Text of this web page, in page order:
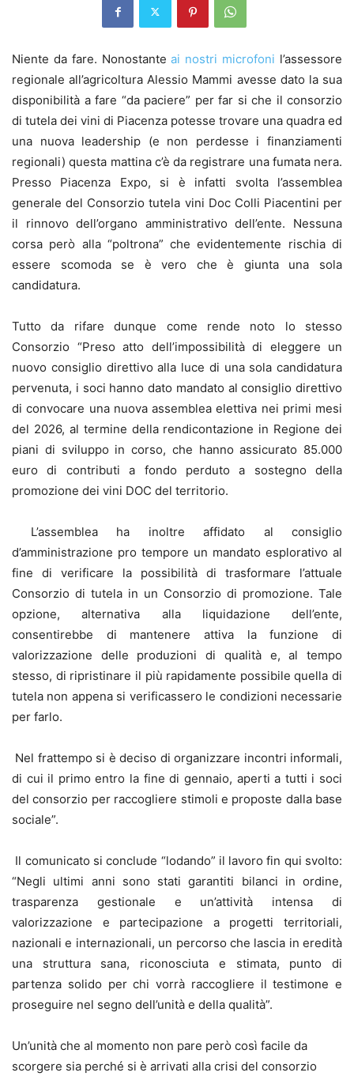
Niente da fare. Nonostanteai nostri microfoni l’assessore
regionale all’agricoltura Alessio Mammi avesse dato la sua
disponibilità a fare “da paciere” per far si che il consorzio
di tutela dei vini di Piacenza potesse trovare una quadra ed
una nuova leadership (e non perdesse i finanziamenti
regionali) questa mattina c’è da registrare una fumata nera.
Presso Piacenza Expo, si è infatti svolta l’assemblea
generale del Consorzio tutela vini Doc Colli Piacentini per
il rinnovo dell’organo amministrativo dell’ente. Nessuna
corsa però alla “poltrona” che evidentemente rischia di
essere scomoda se è vero che è giunta una sola
candidatura.
Tutto da rifare dunque come rende noto lo stesso
Consorzio “Preso atto dell’impossibilità di eleggere un
nuovo consiglio direttivo alla luce di una sola candidatura
pervenuta, i soci hanno dato mandato al consiglio direttivo
di convocare una nuova assemblea elettiva nei primi mesi
del 2026, al termine della rendicontazione in Regione dei
piani di sviluppo in corso, che hanno assicurato 85.000
euro di contributi a fondo perduto a sostegno della
promozione dei vini DOC del territorio.
L’assemblea ha inoltre affidato al consiglio
d’amministrazione pro tempore un mandato esplorativo al
fine di verificare la possibilità di trasformare l’attuale
Consorzio di tutela in un Consorzio di promozione. Tale
opzione, alternativa alla liquidazione dell’ente,
consentirebbe di mantenere attiva la funzione di
valorizzazione delle produzioni di qualità e, al tempo
stesso, di ripristinare il più rapidamente possibile quella di
tutela non appena si verificassero le condizioni necessarie
per farlo.
Nel frattempo si è deciso di organizzare incontri informali,
di cui il primo entro la fine di gennaio, aperti a tutti i soci
del consorzio per raccogliere stimoli e proposte dalla base
sociale”.
Il comunicato si conclude “lodando” il lavoro fin qui svolto:
“Negli ultimi anni sono stati garantiti bilanci in ordine,
trasparenza gestionale e un’attività intensa di
valorizzazione e partecipazione a progetti territoriali,
nazionali e internazionali, un percorso che lascia in eredità
una struttura sana, riconosciuta e stimata, punto di
partenza solido per chi vorrà raccogliere il testimone e
proseguire nel segno dell’unità e della qualità”.
Un’unità che al momento non pare però così facile da
scorgere sia perché si è arrivati alla crisi del consorzio